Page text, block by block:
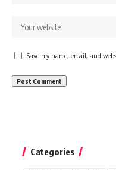
Save my name, email, and
Categories